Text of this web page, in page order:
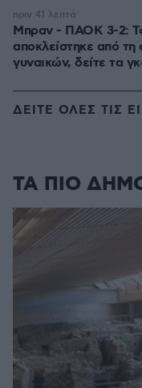
Μπραν - ΠΑΟΚ 3-2:
αποκλείστηκε από
γυναικών, δείτε τα
πριν 41 λεπτά
ΔΕΙΤΕ ΟΛΕΣ ΤΙΣ
ΤΑ ΠΙΟ